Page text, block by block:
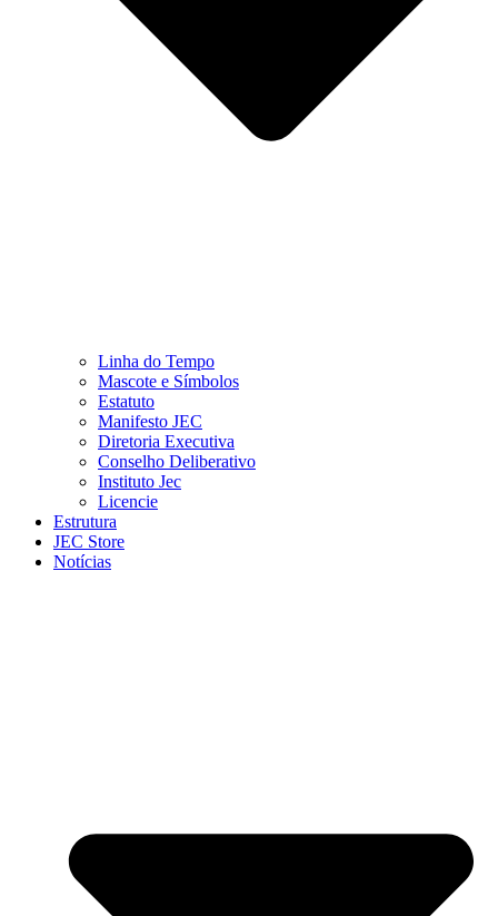
Linha do Tempo
Mascote e Símbolos
Estatuto
Manifesto JEC
Diretoria Executiva
Conselho Deliberativo
Instituto Jec
Licencie
Estrutura
JEC Store
Notícias